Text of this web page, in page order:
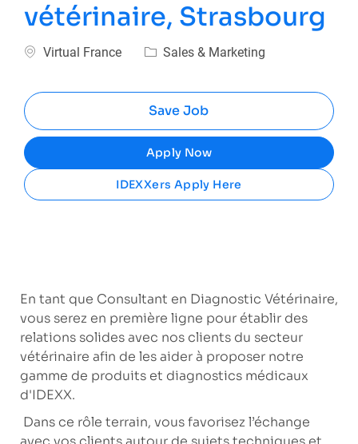
vétérinaire, Strasbourg
Location
Virtual France Category
Sales & Marketing
Save Job
Apply Now
IDEXXers Apply Here
En tant que Consultant en Diagnostic Vétérinaire,
vous serez en première ligne pour établir des
relations solides avec nos clients du secteur
vétérinaire afin de les aider à proposer notre
gamme de produits et diagnostics médicaux
d'IDEXX.
Dans ce rôle terrain, vous favorisez l’échange